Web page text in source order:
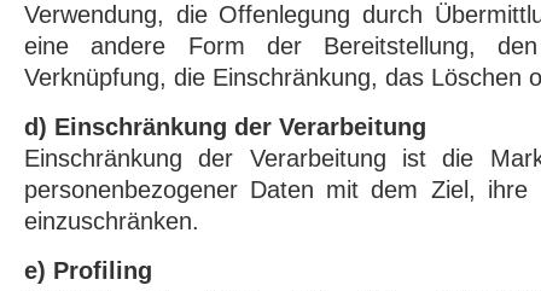
Verwendung, die Offenlegung durch
eine andere Form der Bereitstellung,
Verknüpfung, die Einschränkung, das Löschen
d) Einschränkung der Verarbeitung
Einschränkung der Verarbeitung ist die
personenbezogener Daten mit dem Ziel, ihre
einzuschränken.
e) Profiling